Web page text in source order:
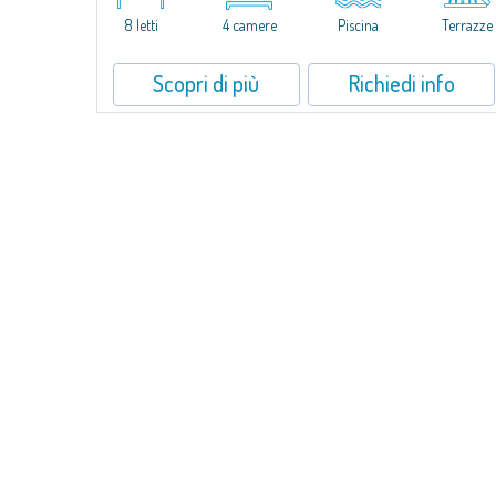
minuti da Porto Rotondo e dalle più belle spiagge della Costa
Smeralda, proponiamo in...
8 letti 4 camere Piscina Terrazze
Scopri di più Richiedi info